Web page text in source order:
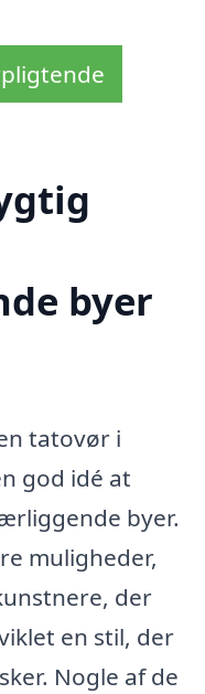
byer
tatovør i
god idé at
byer.
muligheder,
der
en stil, der
Nogle af de